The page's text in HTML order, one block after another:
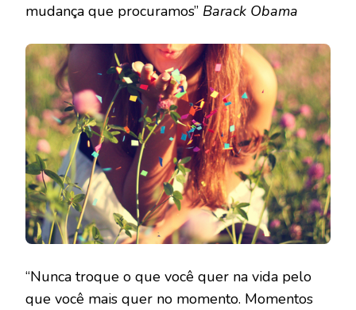
mudança que procuramos” Barack Obama
“Nunca troque o que você quer na vida pelo
que você mais quer no momento. Momentos